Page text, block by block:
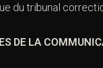
du tribunal
DE LA